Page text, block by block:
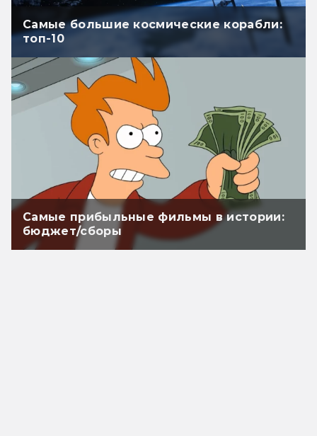
Самые большие космические корабли:
топ-10
Самые прибыльные фильмы в истории:
бюджет/сборы